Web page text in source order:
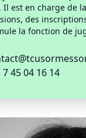
Il est en charge de
des
la fonction de
7 45 04 16 14